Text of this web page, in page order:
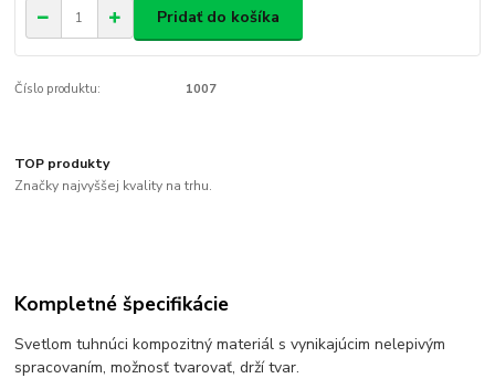
Pridať do košíka
Číslo produktu: 1007
TOP produkty
Značky najvyššej kvality na trhu.
Kompletné špecifikácie
Svetlom tuhnúci kompozitný materiál s vynikajúcim nelepivým
spracovaním, možnosť tvarovať, drží tvar.